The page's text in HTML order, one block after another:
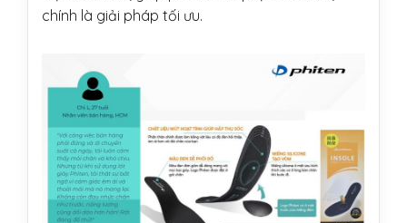
chính là giải pháp tối ưu.